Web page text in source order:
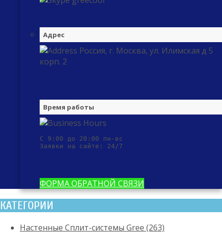
Адрес
Россия, г. Москва, ул. Илимская д 5
корп. 2
Время работы
С 9:00 до 20:00 пн-вс
Заявки на сайте: 24/7
ФОРМА ОБРАТНОЙ СВЯЗИ
КАТЕГОРИИ
Настенные Сплит-системы Gree (263)